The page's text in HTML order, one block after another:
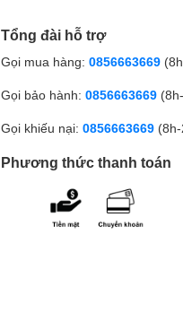
Tổng đài hỗ trợ
Gọi mua hàng: 0856663669
Gọi bảo hành: 0856663669
Gọi khiếu nại: 0856663669
Phương thức thanh toán